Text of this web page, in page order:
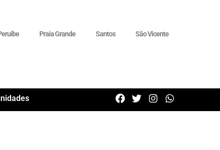
Praia Grande Santos São Vicente